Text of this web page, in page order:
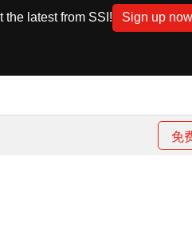
latest from SSI! Sign up
免